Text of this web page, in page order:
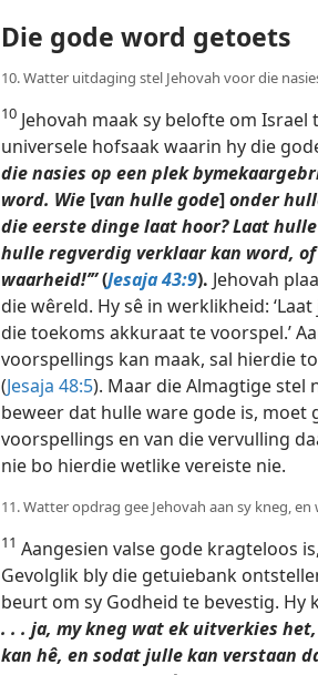
Die gode word getoets
10. Watter uitdaging stel Jehovah voor die
10 Jehovah maak sy belofte om
universele hofsaak waarin hy die
die nasies op een plek
word. Wie [van hulle gode]onder
die eerste dinge laat hoor? Laat hulle
hulle regverdig verklaar kan word,
waarheid!’”(Jesaja 43:9). Jehovah
die wêreld. Hy sê in werklikheid:
die toekoms akkuraat te voorspel.’
voorspellings kan maak, sal hierdie
(Jesaja 48:5). Maar die Almagtige stel
beweer dat hulle ware gode is, moet
voorspellings en van die vervulling
nie bo hierdie wetlike vereiste nie.
11. Watter opdrag gee Jehovah aan sy kneg,
11 Aangesien valse gode kragteloos
Gevolglik bly die getuiebank
beurt om sy Godheid te bevestig. Hy
. . . ja, my kneg wat ek uitverkies
kan hê, en sodat julle kan verstaan